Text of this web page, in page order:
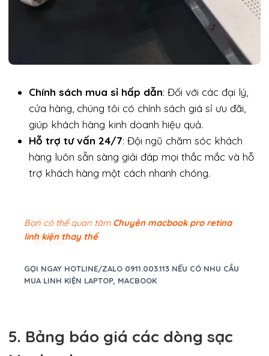
Chính sách mua sỉ hấp dẫn: Đối với các đại lý,
cửa hàng, chúng tôi có chính sách giá sỉ ưu đãi,
giúp khách hàng kinh doanh hiệu quả.
Hỗ trợ tư vấn 24/7: Đội ngũ chăm sóc khách
hàng luôn sẵn sàng giải đáp mọi thắc mắc và hỗ
trợ khách hàng một cách nhanh chóng.
Bạn có thể quan tâm Chuyên macbook pro retina
linh kiện thay thế
GỌI NGAY HOTLINE/ZALO 0911.003.113 NẾU CÓ NHU CẦU
MUA LINH KIỆN LAPTOP, MACBOOK
5. Bảng báo giá các dòng sạc